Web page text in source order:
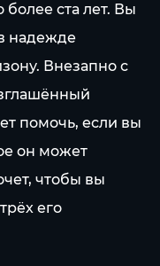
ста лет. Вы
надежде
Внезапно с
помочь, если вы
он может
чтобы вы
его